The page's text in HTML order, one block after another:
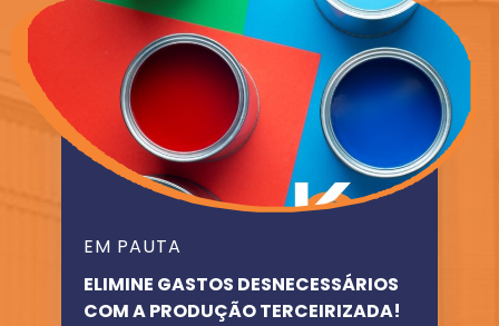
EM PAUTA
ELIMINE GASTOS DESNECESSÁRIOS
COM A PRODUÇÃO TERCEIRIZADA!